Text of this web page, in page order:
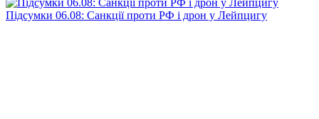
Підсумки 06.08: Санкції проти РФ і дрон у Лейпцигу